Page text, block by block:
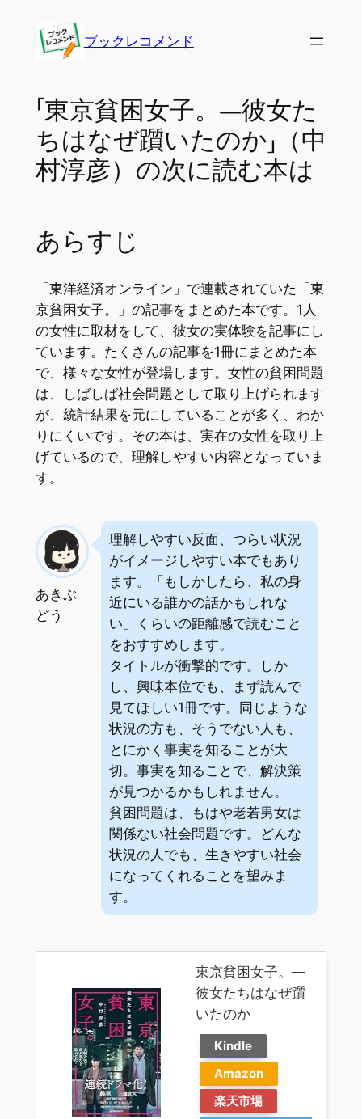
ブックレコメンド
「東京貧困女子。―彼女た
ちはなぜ躓いたのか」（中
村淳彦）の次に読む本は
あらすじ
「東洋経済オンライン」で連載されていた「東
京貧困女子。」の記事をまとめた本です。1人
の女性に取材をして、彼女の実体験を記事にし
ています。たくさんの記事を1冊にまとめた本
で、様々な女性が登場します。女性の貧困問題
は、しばしば社会問題として取り上げられます
が、統計結果を元にしていることが多く、わか
りにくいです。その本は、実在の女性を取り上
げているので、理解しやすい内容となっていま
す。
あきぶ
どう
理解しやすい反面、つらい状況
がイメージしやすい本でもあり
ます。「もしかしたら、私の身
近にいる誰かの話かもしれな
い」くらいの距離感で読むこと
をおすすめします。
タイトルが衝撃的です。しか
し、興味本位でも、まず読んで
見てほしい1冊です。同じような
状況の方も、そうでない人も、
とにかく事実を知ることが大
切。事実を知ることで、解決策
が見つかるかもしれません。
貧困問題は、もはや老若男女は
関係ない社会問題です。どんな
状況の人でも、生きやすい社会
になってくれることを望みま
す。
東京貧困女子。―
彼女たちはなぜ躓
いたのか
Kindle
Amazon
楽天市場